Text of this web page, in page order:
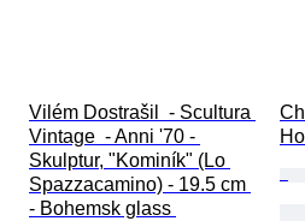
Vilém Dostrašil  - Scultura
Vintage  - Anni '70 -
Skulptur, "Kominík" (Lo
Spazzacamino) - 19.5 cm
- Bohemsk glass